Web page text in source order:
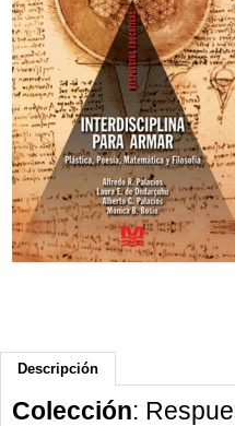
Descripción
Colección: